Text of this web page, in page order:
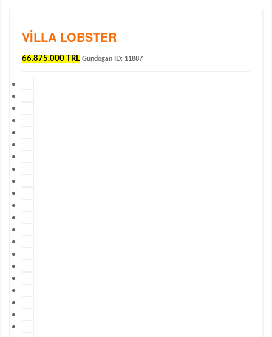
VILLA LOBSTER
66.875.000 TRL Gündoğan ID: 11887